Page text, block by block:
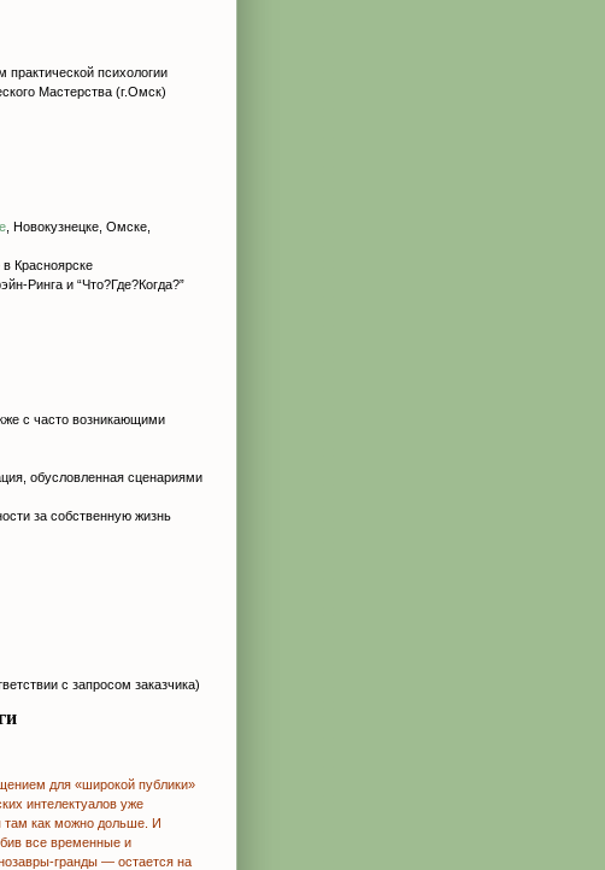
практической психологии
Мастерства (г.Омск)
, Новокузнецке, Омске,
Красноярске
Ринга и “Что?Где?Когда?”
с часто возникающими
обусловленная сценариями
за собственную жизнь
с запросом заказчика)
для «широкой публики»
интелектуалов уже
там как можно дольше. И
все временные и
гранды — остается на